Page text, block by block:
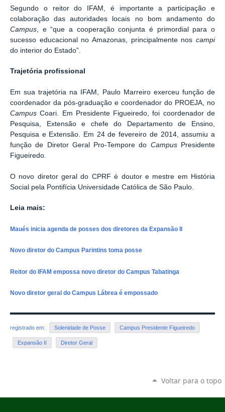
Segundo o reitor do IFAM, é importante a participação e
colaboração das autoridades locais no bom andamento do
Campus , e “que a cooperação conjunta é primordial para o
sucesso educacional no Amazonas, principalmente nos campi
do interior do Estado”.
Trajetória profissional
Em sua trajetória na IFAM, Paulo Marreiro exerceu função de
coordenador da pós-graduação e coordenador do PROEJA, no
Campus Coari. Em Presidente Figueiredo, foi coordenador de
Pesquisa, Extensão e chefe do Departamento de Ensino,
Pesquisa e Extensão. Em 24 de fevereiro de 2014, assumiu a
função de Diretor Geral Pro-Tempore do CampusPresidente
Figueiredo.
O novo diretor geral do CPRF é doutor e mestre em História
Social pela Pontifícia Universidade Católica de São Paulo.
Leia mais:
Maués inicia agenda de posses dos diretores da Expansão II
Novo diretor do Campus Parintins toma posse
Reitor do IFAM empossa novo diretor do Campus Tabatinga
Novo diretor geral do Campus Lábrea é empossado
registrado em: Solenidade de Posse Campus Presidente Figueiredo
Expansão II Diretor Geral
Voltar para o topo